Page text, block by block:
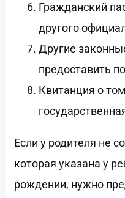
Гражданский
другого
Другие
предоставить
Квитанция о
Если у родителя не
которая указана у
рождении, нужно